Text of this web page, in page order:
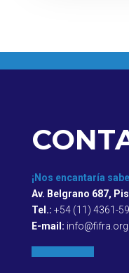
¡Nos encantaría
Av. Belgrano 687,
Tel.: +54 (11) 4361-
E-mail: